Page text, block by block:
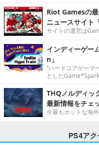
Riot Gamesの
ニュースサイト
サイトの運営は
インディーゲー
n」
“ハードコアゲーマ
としたGame*Spark
THQノルディッ
最新情報をチェ
今最もホットな海
PS4ア